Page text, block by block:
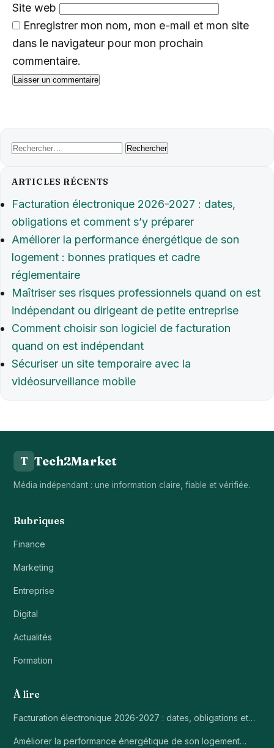
Site web
Enregistrer mon nom, mon e-mail et mon site
dans le navigateur pour mon prochain
commentaire.
Rechercher :
ARTICLES RÉCENTS
Facturation électronique 2026-2027 : dates,
obligations et comment s’y préparer
Améliorer la performance énergétique de son
logement : bonnes pratiques et cadre
réglementaire
Maîtriser ses risques professionnels quand on est
indépendant ou dirigeant de petite entreprise
Comment choisir son logiciel de facturation
quand on est indépendant
Sécuriser un site temporaire avec la
vidéosurveillance mobile
T Tech2Market
Média indépendant : une information claire, fiable et vérifiée.
Rubriques
Finance
Marketing
Entreprise
Digital
Actualités
Formation
À lire
Facturation électronique 2026-2027 : dates, obligations et…
Améliorer la performance énergétique de son logement…